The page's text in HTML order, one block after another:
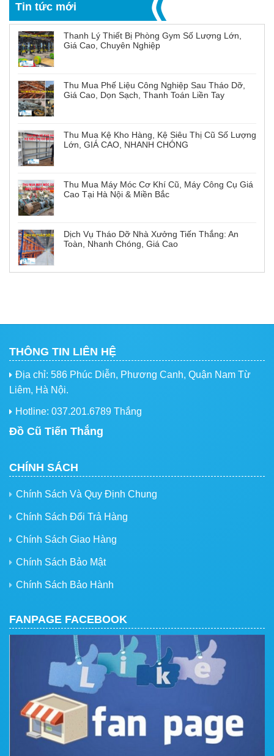
Tin tức mới
Thanh Lý Thiết Bị Phòng Gym Số Lượng Lớn,
Giá Cao, Chuyên Nghiệp
Thu Mua Phế Liệu Công Nghiệp Sau Tháo Dỡ,
Giá Cao, Dọn Sạch, Thanh Toán Liền Tay
Thu Mua Kệ Kho Hàng, Kệ Siêu Thị Cũ Số Lượng
Lớn, GIÁ CAO, NHANH CHÓNG
Thu Mua Máy Móc Cơ Khí Cũ, Máy Công Cụ Giá
Cao Tại Hà Nội & Miền Bắc
Dịch Vụ Tháo Dỡ Nhà Xưởng Tiến Thắng: An
Toàn, Nhanh Chóng, Giá Cao
THÔNG TIN LIÊN HỆ
Địa chỉ: 586 Phúc Diễn, Phương Canh, Quận Nam Từ
Liêm, Hà Nội.
Hotline: 037.201.6789 Thắng
Đồ Cũ Tiến Thắng
CHÍNH SÁCH
Chính Sách Và Quy Định Chung
Chính Sách Đổi Trả Hàng
Chính Sách Giao Hàng
Chính Sách Bảo Mật
Chính Sách Bảo Hành
FANPAGE FACEBOOK